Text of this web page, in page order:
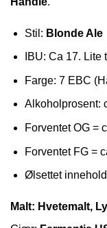
Stil: Blonde Ale
IBU: Ca 17. Lite
Farge: 7 EBC
Alkoholprosent:
Forventet OG =
Forventet FG =
Ølsettet
Malt: Hvetemalt,